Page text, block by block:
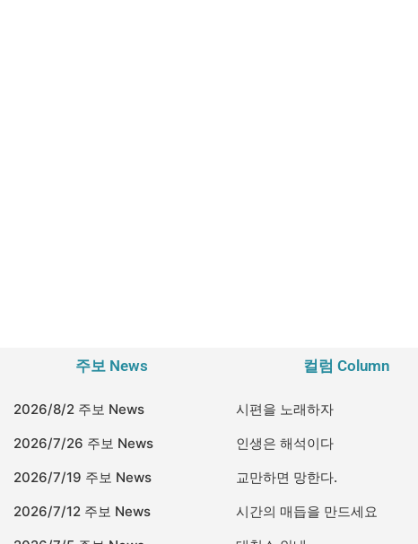
주보 News
2026/8/2 주보 News
2026/7/26 주보 News
2026/7/19 주보 News
2026/7/12 주보 News
컬럼 Column
시편을 노래하자
인생은 해석이다
교만하면 망한다.
시간의 매듭을 만드세요